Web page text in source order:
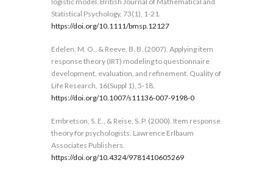
Statistical Psychology, 73(1), 1-21.
https://doi.org/10.1111/bmsp.12127
Edelen, M. O., & Reeve, B. B. (2007). Applying item
response theory (IRT) modeling to questionnaire
development, evaluation, and refinement. Quality of
Life Research, 16(Suppl 1), 5-18.
https://doi.org/10.1007/s11136-007-9198-0
Embretson, S. E., & Reise, S. P. (2000). Item response
theory for psychologists. Lawrence Erlbaum
Associates Publishers.
https://doi.org/10.4324/9781410605269